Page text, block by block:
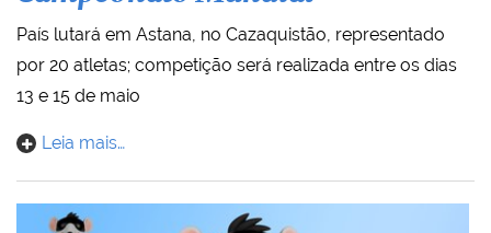
País lutará em Astana, no Cazaquistão, representado
por 20 atletas; competição será realizada entre os dias
13 e 15 de maio
Leia mais…